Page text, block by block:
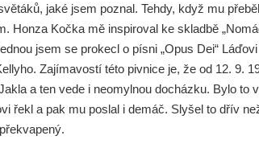
jaké jsem poznal. Tehdy, když mu
Honza Kočka mě inspiroval ke skladbě
jsem se prokecl o písni „Opus Dei“
Zajímavostí této pivnice je, že od 12. 9.
a ten vede i neomylnou docházku. Bylo to
řekl a pak mu poslal i demáč. Slyšel to dřív